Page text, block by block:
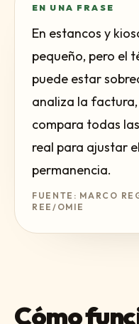
EN UNA FRASE
En estancos y
pequeño, pero el
puede estar
analiza la
compara todas
real para ajustar
permanencia.
FUENTE: MARCO
REE/OMIE
Cómo